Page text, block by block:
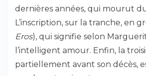
dernières années, qui mourut du
L’inscription, sur la tranche, en
Eros), qui signifie selon
l’intelligent amour. Enfin, la
partiellement avant son décès,